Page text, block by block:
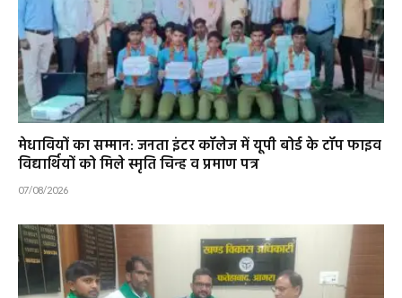
मेधावियों का सम्मान: जनता इंटर कॉलेज में यूपी बोर्ड के टॉप फाइव
विद्यार्थियों को मिले स्मृति चिन्ह व प्रमाण पत्र
07/08/2026